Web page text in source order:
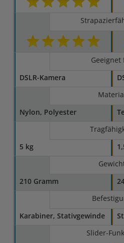
Geeignet
DSLR-Kamera
Nylon, Polyester
5 kg
210 Gramm
Karabiner, Stativgewinde
Slider-